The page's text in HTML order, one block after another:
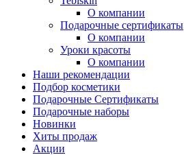
О компании
Подарочные сертификаты
О компании
Уроки красоты
О компании
Наши рекомендации
Подбор косметики
Подарочные Сертификаты
Подарочные наборы
Новинки
Хиты продаж
Акции